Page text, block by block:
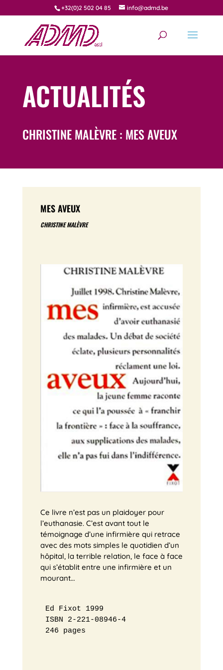
+32(0)2 502 04 85 info@admd.be
ACTUALITÉS
CHRISTINE MALÈVRE : MES AVEUX
MES AVEUX
CHRISTINE MALÈVRE
Ce livre n’est pas un plaidoyer pour
l’euthanasie. C’est avant tout le
témoignage d’une infirmière qui retrace
avec des mots simples le quotidien d’un
hôpital, la terrible relation, le face à face
qui s’établit entre une infirmière et un
mourant…
Ed Fixot 1999
ISBN 2-221-08946-4
246 pages